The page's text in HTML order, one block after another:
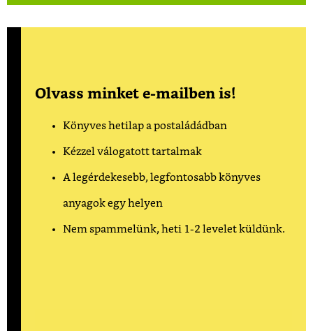
Olvass minket e-mailben is!
Könyves hetilap a postaládádban
Kézzel válogatott tartalmak
A legérdekesebb, legfontosabb könyves
anyagok egy helyen
Nem spammelünk, heti 1-2 levelet küldünk.